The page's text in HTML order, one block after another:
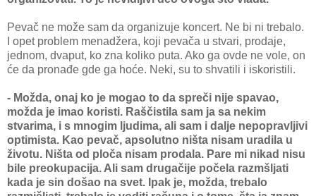
Pevač ne može sam da organizuje koncert. Ne bi ni trebalo.
I opet problem menadžera, koji pevača u stvari, prodaje,
jednom, dvaput, ko zna koliko puta. Ako ga ovde ne vole, on
će da pronađe gde ga hoće. Neki, su to shvatili i iskoristili.
- Možda, onaj ko je mogao to da spreči nije spavao,
možda je imao koristi. Raščistila sam ja sa nekim
stvarima, i s mnogim ljudima, ali sam i dalje nepopravljivi
optimista. Kao pevač, apsolutno ništa nisam uradila u
životu. Ništa od ploča nisam prodala. Pare mi nikad nisu
bile preokupacija. Ali sam drugačije počela razmšljati
kada je sin došao na svet. Ipak je, možda, trebalo